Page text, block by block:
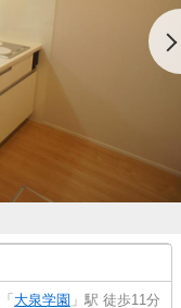
「 大泉学園 」駅 徒歩11分